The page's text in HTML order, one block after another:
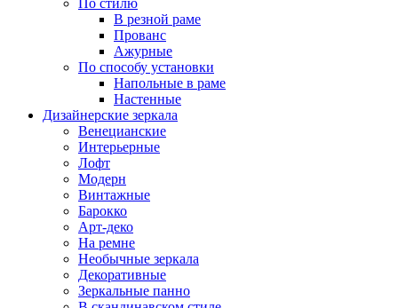
По стилю
В резной раме
Прованс
Ажурные
По способу установки
Напольные в раме
Настенные
Дизайнерские зеркала
Венецианские
Интерьерные
Лофт
Модерн
Винтажные
Барокко
Арт-деко
На ремне
Необычные зеркала
Декоративные
Зеркальные панно